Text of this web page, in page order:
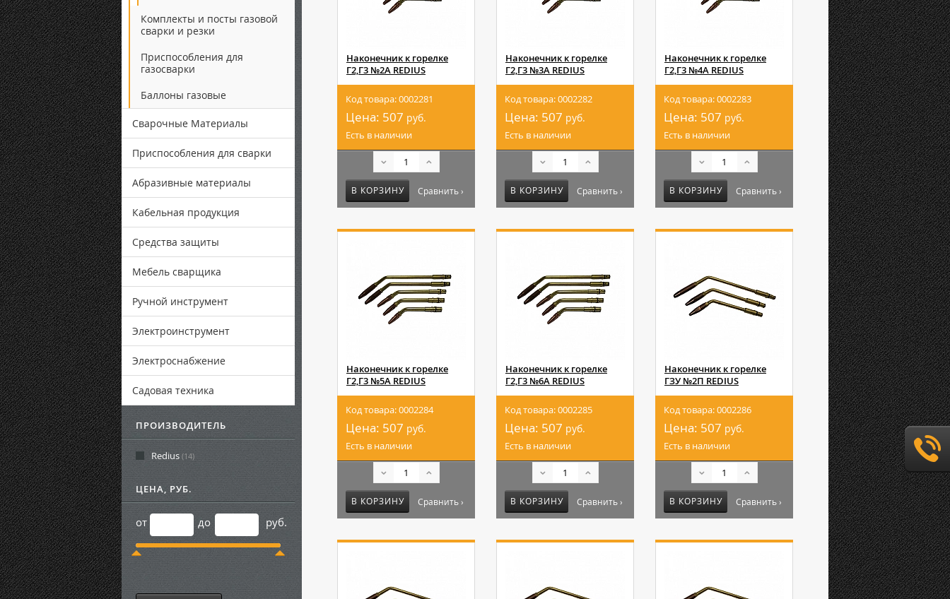
Наконечник к горелке
Г2,Г3 №2А REDIUS
Код товара: 0002281
Цена: 507 руб.
Есть в наличии
В КОРЗИНУ Сравнить ›
Наконечник к горелке
Г2,Г3 №3А REDIUS
Код товара: 0002282
Цена: 507 руб.
Есть в наличии
В КОРЗИНУ Сравнить ›
Наконечник к горелке
Г2,Г3 №4А REDIUS
Код товара: 0002283
Цена: 507 руб.
Есть в наличии
В КОРЗИНУ Сравнить ›
Наконечник к горелке
Г2,Г3 №5А REDIUS
Код товара: 0002284
Цена: 507 руб.
Есть в наличии
В КОРЗИНУ Сравнить ›
Наконечник к горелке
Г2,Г3 №6А REDIUS
Код товара: 0002285
Цена: 507 руб.
Есть в наличии
В КОРЗИНУ Сравнить ›
Наконечник к горелке
ГЗУ №2П REDIUS
Код товара: 0002286
Цена: 507 руб.
Есть в наличии
В КОРЗИНУ Сравнить ›
Комплекты и посты газовой
сварки и резки
Приспособления для
газосварки
Баллоны газовые
Сварочные Материалы
Приспособления для сварки
Абразивные материалы
Кабельная продукция
Средства защиты
Мебель сварщика
Ручной инструмент
Электроинструмент
Электроснабжение
Садовая техника
ПРОИЗВОДИТЕЛЬ
Redius (14)
ЦЕНА, РУБ.
от до руб.